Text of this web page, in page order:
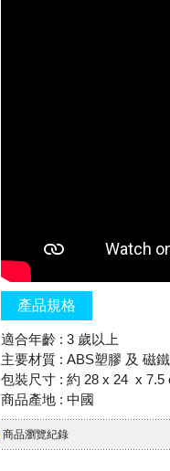
產品規格
適合年齡 : 3 歲以上
主要材質 : ABS塑膠 及 磁鐵
包裝尺寸 : 約 28 x 24 x 7.5
商品產地 : 中國
商品瀏覽紀錄